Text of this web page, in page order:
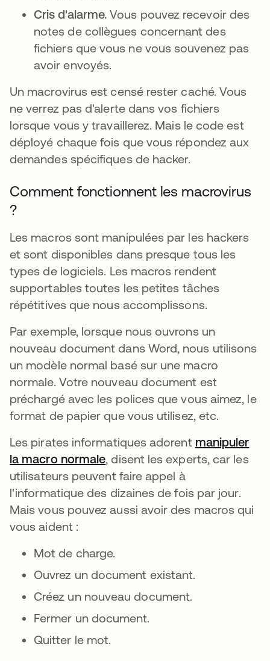
Cris d'alarme.Vous pouvez recevoir des
notes de collègues concernant des
fichiers que vous ne vous souvenez pas
avoir envoyés.
Un macrovirus est censé rester caché. Vous
ne verrez pas d'alerte dans vos fichiers
lorsque vous y travaillerez. Mais le code est
déployé chaque fois que vous répondez aux
demandes spécifiques de hacker.
Comment fonctionnent les macrovirus
?
Les macros sont manipulées par les hackers
et sont disponibles dans presque tous les
types de logiciels. Les macros rendent
supportables toutes les petites tâches
répétitives que nous accomplissons.
Par exemple, lorsque nous ouvrons un
nouveau document dans Word, nous utilisons
un modèle normal basé sur une macro
normale. Votre nouveau document est
préchargé avec les polices que vous aimez, le
format de papier que vous utilisez, etc.
Les pirates informatiques adorent manipuler
la macro normale, disent les experts, car les
utilisateurs peuvent faire appel à
l'informatique des dizaines de fois par jour.
Mais vous pouvez aussi avoir des macros qui
vous aident :
Mot de charge.
Ouvrez un document existant.
Créez un nouveau document.
Fermer un document.
Quitter le mot.